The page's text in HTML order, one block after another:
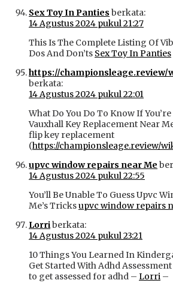
Sex Toy In Panties berkata:
14 Agustus 2024 pukul 21:27
This Is The Complete Listing Of
Dos And Don’ts Sex Toy In Panties
https://championsleage.review/
berkata:
14 Agustus 2024 pukul 22:01
What Do You Do To Know If
Vauxhall Key Replacement Near
flip key replacement
(https://championsleage.review/
upvc window repairs near Me
14 Agustus 2024 pukul 22:55
You’ll Be Unable To Guess Upvc
Me’s Tricksupvc window repairs
Lorriberkata:
14 Agustus 2024 pukul 23:21
10 Things You Learned In
Get Started With Adhd
to get assessed for adhd – Lorri –